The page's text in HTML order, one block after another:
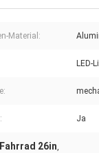
Material:
LED-
Ja
26in,